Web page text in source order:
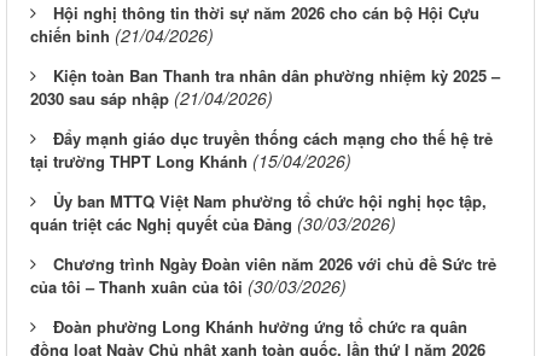
Hội nghị thông tin thời sự năm 2026 cho cán bộ Hội Cựu
chiến binh (21/04/2026)
Kiện toàn Ban Thanh tra nhân dân phường nhiệm kỳ 2025 –
2030 sau sáp nhập (21/04/2026)
Đẩy mạnh giáo dục truyền thống cách mạng cho thế hệ trẻ
tại trường THPT Long Khánh (15/04/2026)
Ủy ban MTTQ Việt Nam phường tổ chức hội nghị học tập,
quán triệt các Nghị quyết của Đảng (30/03/2026)
Chương trình Ngày Đoàn viên năm 2026 với chủ đề Sức trẻ
của tôi – Thanh xuân của tôi (30/03/2026)
Đoàn phường Long Khánh hưởng ứng tổ chức ra quân
đồng loạt Ngày Chủ nhật xanh toàn quốc, lần thứ I năm 2026